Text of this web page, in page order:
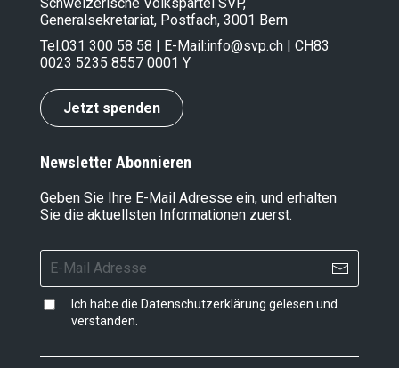
Generalsekretariat, Postfach, 3001 Bern
Tel.031 300 58 58 | E-Mail:info@svp.ch | CH83
0023 5235 8557 0001 Y
Jetzt spenden
Newsletter Abonnieren
Geben Sie Ihre E-Mail Adresse ein, und erhalten
Sie die aktuellsten Informationen zuerst.
Ich habe die Datenschutzerklärung gelesen und
verstanden.